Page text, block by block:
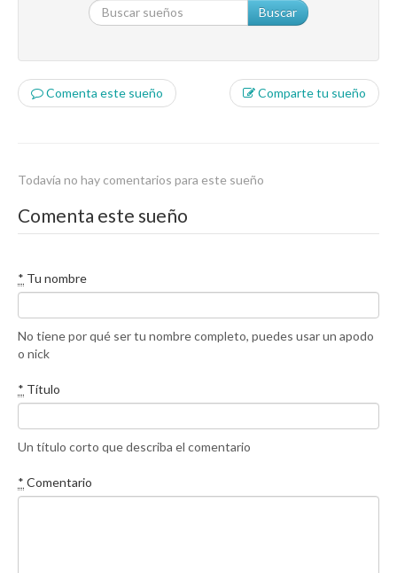
Buscar
Comenta este sueño Comparte tu sueño
Todavía no hay comentarios para este sueño
Comenta este sueño
* Tu nombre
No tiene por qué ser tu nombre completo, puedes usar un apodo
o nick
* Título
Un título corto que describa el comentario
* Comentario